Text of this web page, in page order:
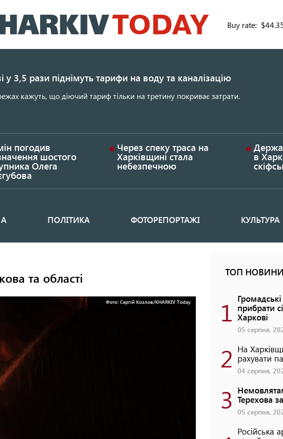
до
основного
Buy rate:
у 3,5 рази піднімуть тарифи на воду та каналізацію
кажуть, що діючий тариф тільки на третину покриває затрати.
погодив
шостого
Олега
Через спеку траса на
Харківщині стала
небезпечною
в
ПОЛІТИКА ФОТОРЕПОРТАЖІ КУЛЬТУРА
та області
Фото: Сергій Козлов/KHARKIV Tоday.
ТОП НОВИНИ
1 прибрати
Харкові
05 серпня,
2 На
рахувати
04 серпня,
3 Терехова
05 серпня,
Російська